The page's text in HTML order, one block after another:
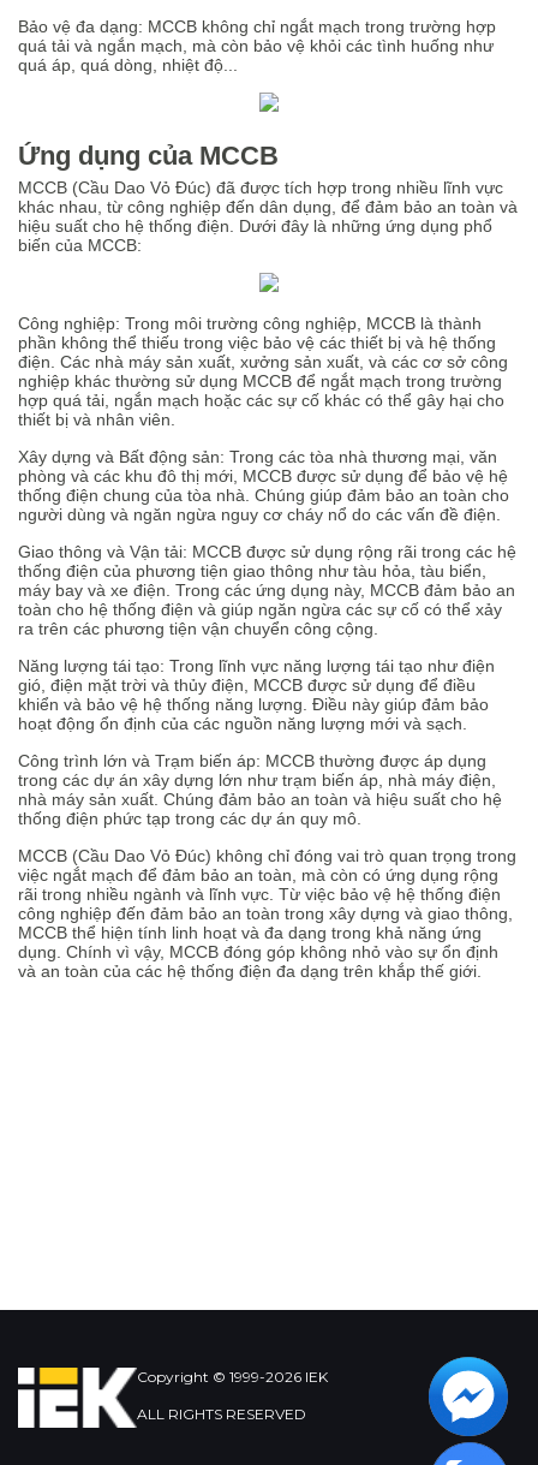
Bảo vệ đa dạng: MCCB không chỉ ngắt mạch trong trường hợp
quá tải và ngắn mạch, mà còn bảo vệ khỏi các tình huống như
quá áp, quá dòng, nhiệt độ...
Ứng dụng của MCCB
MCCB (Cầu Dao Vỏ Đúc) đã được tích hợp trong nhiều lĩnh vực
khác nhau, từ công nghiệp đến dân dụng, để đảm bảo an toàn và
hiệu suất cho hệ thống điện. Dưới đây là những ứng dụng phổ
biến của MCCB:
Công nghiệp: Trong môi trường công nghiệp, MCCB là thành
phần không thể thiếu trong việc bảo vệ các thiết bị và hệ thống
điện. Các nhà máy sản xuất, xưởng sản xuất, và các cơ sở công
nghiệp khác thường sử dụng MCCB để ngắt mạch trong trường
hợp quá tải, ngắn mạch hoặc các sự cố khác có thể gây hại cho
thiết bị và nhân viên.
Xây dựng và Bất động sản: Trong các tòa nhà thương mại, văn
phòng và các khu đô thị mới, MCCB được sử dụng để bảo vệ hệ
thống điện chung của tòa nhà. Chúng giúp đảm bảo an toàn cho
người dùng và ngăn ngừa nguy cơ cháy nổ do các vấn đề điện.
Giao thông và Vận tải: MCCB được sử dụng rộng rãi trong các hệ
thống điện của phương tiện giao thông như tàu hỏa, tàu biển,
máy bay và xe điện. Trong các ứng dụng này, MCCB đảm bảo an
toàn cho hệ thống điện và giúp ngăn ngừa các sự cố có thể xảy
ra trên các phương tiện vận chuyển công cộng.
Năng lượng tái tạo: Trong lĩnh vực năng lượng tái tạo như điện
gió, điện mặt trời và thủy điện, MCCB được sử dụng để điều
khiển và bảo vệ hệ thống năng lượng. Điều này giúp đảm bảo
hoạt động ổn định của các nguồn năng lượng mới và sạch.
Công trình lớn và Trạm biến áp: MCCB thường được áp dụng
trong các dự án xây dựng lớn như trạm biến áp, nhà máy điện,
nhà máy sản xuất. Chúng đảm bảo an toàn và hiệu suất cho hệ
thống điện phức tạp trong các dự án quy mô.
MCCB (Cầu Dao Vỏ Đúc) không chỉ đóng vai trò quan trọng trong
việc ngắt mạch để đảm bảo an toàn, mà còn có ứng dụng rộng
rãi trong nhiều ngành và lĩnh vực. Từ việc bảo vệ hệ thống điện
công nghiệp đến đảm bảo an toàn trong xây dựng và giao thông,
MCCB thể hiện tính linh hoạt và đa dạng trong khả năng ứng
dụng. Chính vì vậy, MCCB đóng góp không nhỏ vào sự ổn định
và an toàn của các hệ thống điện đa dạng trên khắp thế giới.
Copyright © 1999-2026 IEK
ALL RIGHTS RESERVED